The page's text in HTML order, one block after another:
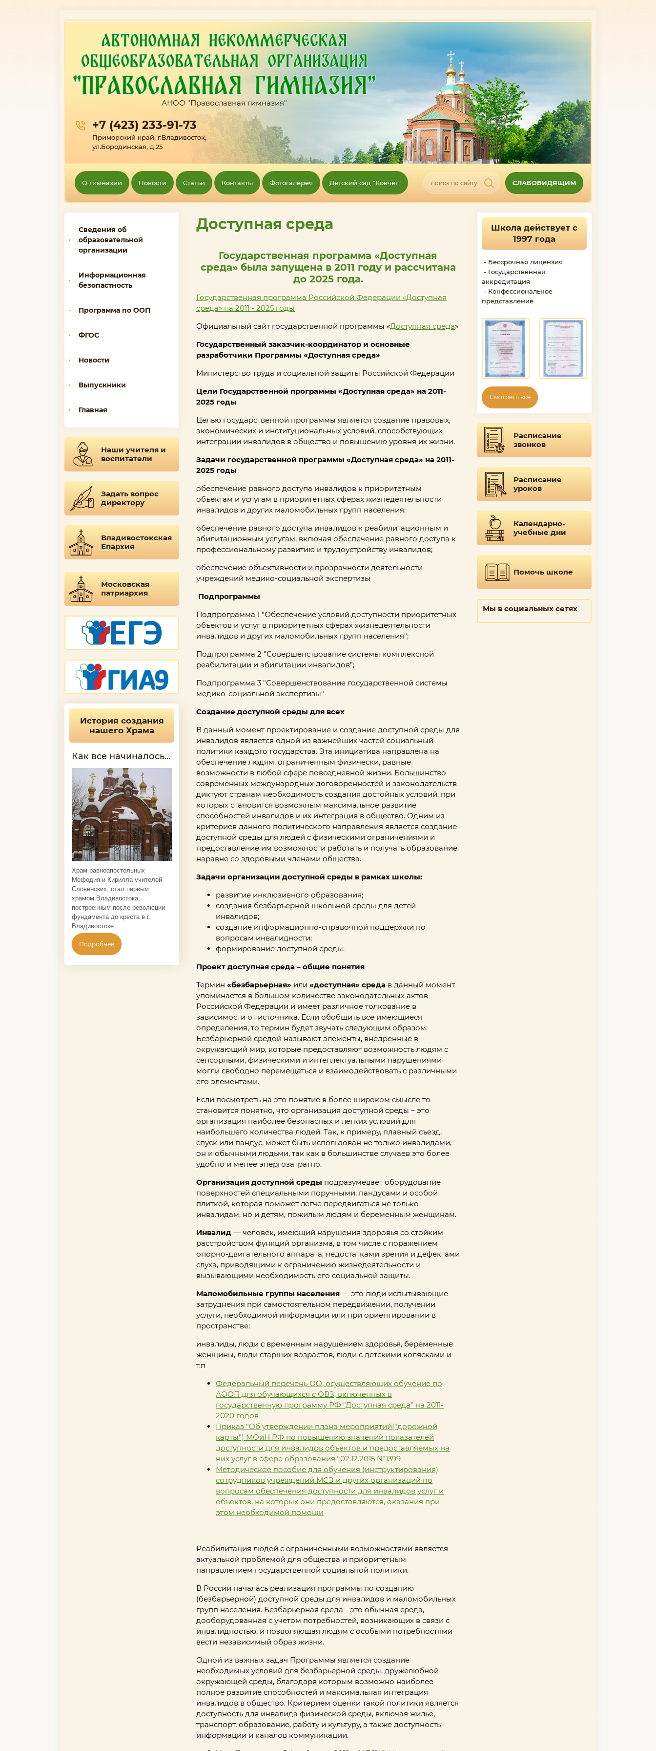
АНОО "Православная гимназия"
+7 (423) 233-91-73
Приморский край, г.Владивосток,
ул.Бородинская, д.25
О гимназии Новости Статьи Контакты Фотогалерея Детский сад "Ковчег" СЛАБОВИДЯЩИМ
Сведения об
образовательной
организации
Информационная
безопастность
Программа по ООП
ФГОС
Новости
Выпускники
Главная
Наши учителя и
воспитатели
Задать вопрос
директору
Владивостокская
Епархия
Московская
патриархия
История создания
нашего Храма
Как все начиналось...
Храм равноапостольных
Мефодия и Кирилла учителей
Словенских, стал первым
храмом Владивостока,
построенным после революции
фундамента до креста в г.
Владивостоке.
Подробнее
Доступная среда
Государственная программа «Доступная
среда» была запущена в 2011 году и рассчитана
до 2025 года.
Государственная программа Российской Федерации «Доступная
среда» на 2011 - 2025 годы
Официальный сайт государственной программы «Доступная среда»
Государственный заказчик-координатор и основные
разработчики Программы «Доступная среда»
Министерство труда и социальной защиты Российской Федерации
Цели Государственной программы «Доступная среда» на 2011-
2025 годы
Целью государственной программы является создание правовых,
экономических и институциональных условий, способствующих
интеграции инвалидов в общество и повышению уровня их жизни.
Задачи государственной программы «Доступная среда» на 2011-
2025 годы
обеспечение равного доступа инвалидов к приоритетным
объектам и услугам в приоритетных сферах жизнедеятельности
инвалидов и других маломобильных групп населения;
обеспечение равного доступа инвалидов к реабилитационным и
абилитационным услугам, включая обеспечение равного доступа к
профессиональному развитию и трудоустройству инвалидов;
обеспечение объективности и прозрачности деятельности
учреждений медико-социальной экспертизы
Подпрограммы
Подпрограмма 1 "Обеспечение условий доступности приоритетных
объектов и услуг в приоритетных сферах жизнедеятельности
инвалидов и других маломобильных групп населения";
Подпрограмма 2 "Совершенствование системы комплексной
реабилитации и абилитации инвалидов";
Подпрограмма 3 "Совершенствование государственной системы
медико-социальной экспертизы"
Создание доступной среды для всех
В данный момент проектирование и создание доступной среды для
инвалидов является одной из важнейших частей социальный
политики каждого государства. Эта инициатива направлена на
обеспечение людям, ограниченным физически, равные
возможности в любой сфере повседневной жизни. Большинство
современных международных договоренностей и законодательств
диктуют странам необходимость создания достойных условий, при
которых становится возможным максимальное развитие
способностей инвалидов и их интеграция в общество. Одним из
критериев данного политического направления является создание
доступной среды для людей с физическими ограничениями и
предоставление им возможности работать и получать образование
наравне со здоровыми членами общества.
Задачи организации доступной среды в рамках школы:
развитие инклюзивного образования;
создания безбаръерной школьной среды для детей-
инвалидов;
создание информационно-справочной поддержки по
вопросам инвалидности;
формирование доступной среды.
Проект доступная среда – общие понятия
Термин «безбарьерная» или «доступная» среда в данный момент
упоминается в большом количестве законодательных актов
Российской Федерации и имеет различное толкование в
зависимости от источника. Если обобщить все имеющиеся
определения, то термин будет звучать следующим образом:
Безбарьерной средой называют элементы, внедренные в
окружающий мир, которые предоставляют возможность людям с
сенсорными, физическими и интеллектуальными нарушениями
могли свободно перемещаться и взаимодействовать с различными
его элементами.
Если посмотреть на это понятие в более широком смысле то
становится понятно, что организация доступной среды – это
организация наиболее безопасных и легких условий для
наибольшего количества людей. Так, к примеру, плавный съезд,
спуск или пандус, может быть использован не только инвалидами,
он и обычными людьми, так как в большинстве случаев это более
удобно и менее энергозатратно.
Организация доступной среды подразумевает оборудование
поверхностей специальными поручными, пандусами и особой
плиткой, которая поможет легче передвигаться не только
инвалидам, но и детям, пожилым людям и беременным женщинам.
Инвалид — человек, имеющий нарушения здоровья со стойким
расстройством функций организма, в том числе с поражением
опорно-двигательного аппарата, недостатками зрения и дефектами
слуха, приводящими к ограничению жизнедеятельности и
вызывающими необходимость его социальной защиты.
Маломобильные группы населения — это люди испытывающие
затруднения при самостоятельном передвижении, получении
услуги, необходимой информации или при ориентировании в
пространстве:
инвалиды, люди с временным нарушением здоровья, беременные
женщины, люди старших возрастов, люди с детскими колясками и
т.п
Федеральный перечень ОО, осуществляющих обучение по
АООП для обучающихся с ОВЗ, включенных в
государственную программу РФ "Доступная среда" на 2011-
2020 годов
Приказ "Об утверждении плана мероприятий("дорожной
карты") МОиН РФ по повышению значений показателей
доступности для инвалидов объектов и предоставляемых на
них услуг в сфере образования" 02.12.2015 №1399
Методическое пособие для обучения (инструктирования)
сотрудников учреждений МСЭ и других организаций по
вопросам обеспечения доступности для инвалидов услуг и
объектов, на которых они предоставляются, оказания при
этом необходимой помощи
Реабилитация людей с ограниченными возможностями является
актуальной проблемой для общества и приоритетным
направлением государственной социальной политики.
В России началась реализация программы по созданию
(безбарьерной) доступной среды для инвалидов и маломобильных
групп населения. Безбарьерная среда - это обычная среда,
дооборудованная с учетом потребностей, возникающих в связи с
инвалидностью, и позволяющая людям с особыми потребностями
вести независимый образ жизни.
Одной из важных задач Программы является создание
необходимых условий для безбарьерной среды, дружелюбной
окружающей среды, благодаря которым возможно наиболее
полное развитие способностей и максимальная интеграция
инвалидов в общество. Критерием оценки такой политики является
доступность для инвалида физической среды, включая жилье,
транспорт, образование, работу и культуру, а также доступность
информации и каналов коммуникации.
Школа действует с
1997 года
- Бессрочная лицензия
- Государственная
аккредитация
- Конфессиональное
представление
Смотреть все
Расписание
звонков
Расписание
уроков
Календарно-
учебные дни
Помочь школе
Мы в социальных сетях